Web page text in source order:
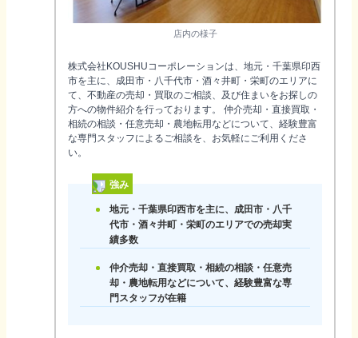
店内の様子
株式会社KOUSHUコーポレーションは、地元・千葉県印西
市を主に、成田市・八千代市・酒々井町・栄町のエリアに
て、不動産の売却・買取のご相談、及び住まいをお探しの
方への物件紹介を行っております。 仲介売却・直接買取・
相続の相談・任意売却・農地転用などについて、経験豊富
な専門スタッフによるご相談を、お気軽にご利用くださ
い。
強み
地元・千葉県印西市を主に、成田市・八千
代市・酒々井町・栄町のエリアでの売却実
績多数
仲介売却・直接買取・相続の相談・任意売
却・農地転用などについて、経験豊富な専
門スタッフが在籍